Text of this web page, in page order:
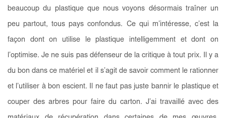
beaucoup du plastique que nous voyons désormais traîner un
peu partout, tous pays confondus. Ce qui m’intéresse, c’est la
façon dont on utilise le plastique intelligemment et dont on
l’optimise. Je ne suis pas défenseur de la critique à tout prix. Il y a
du bon dans ce matériel et il s’agit de savoir comment le rationner
et l’utiliser à bon escient. Il ne faut pas juste bannir le plastique et
couper des arbres pour faire du carton. J’ai travaillé avec des